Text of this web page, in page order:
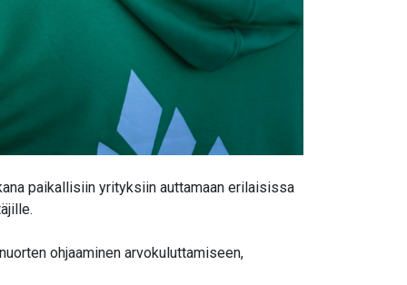
paikallisiin yrityksiin auttamaan erilaisissa
ohjaaminen arvokuluttamiseen,